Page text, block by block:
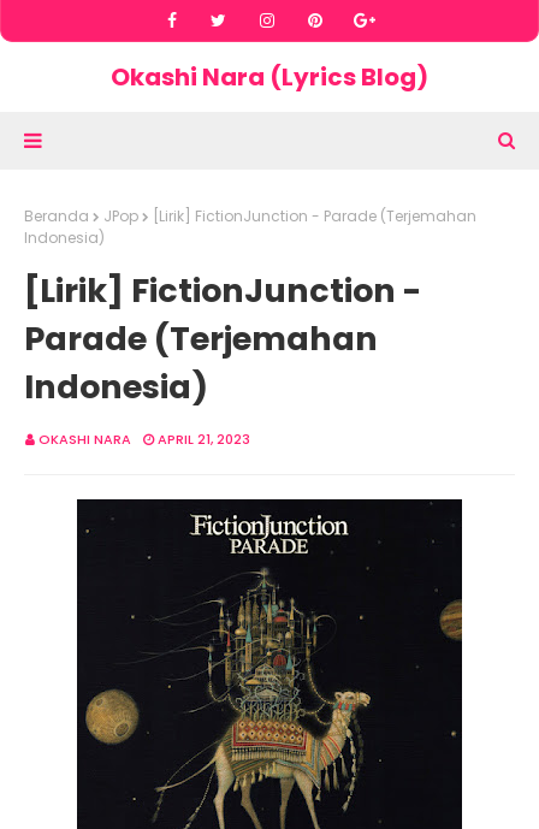
Okashi Nara (Lyrics Blog)
Beranda JPop
[Lirik] FictionJunction - Parade (Terjemahan
Indonesia)
[Lirik] FictionJunction -
Parade (Terjemahan
Indonesia)
OKASHI NARA APRIL 21, 2023